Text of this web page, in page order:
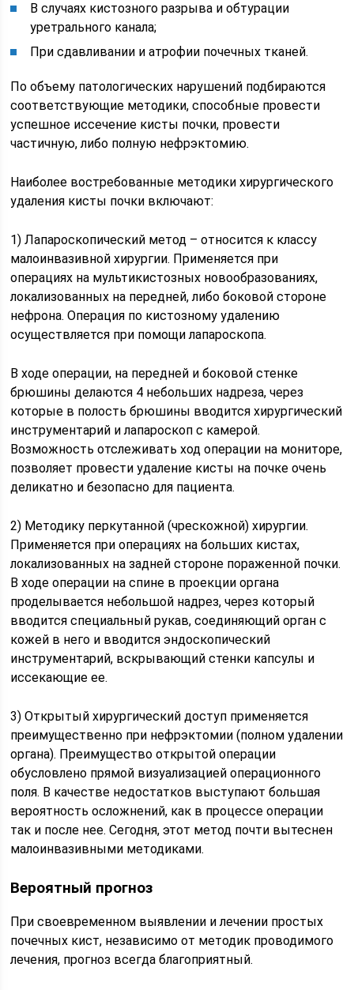
В случаях кистозного разрыва и обтурации
уретрального канала;
При сдавливании и атрофии почечных тканей.
По объему патологических нарушений подбираются
соответствующие методики, способные провести
успешное иссечение кисты почки, провести
частичную, либо полную нефрэктомию.
Наиболее востребованные методики хирургического
удаления кисты почки включают:
1) Лапароскопический метод – относится к классу
малоинвазивной хирургии. Применяется при
операциях на мультикистозных новообразованиях,
локализованных на передней, либо боковой стороне
нефрона. Операция по кистозному удалению
осуществляется при помощи лапароскопа.
В ходе операции, на передней и боковой стенке
брюшины делаются 4 небольших надреза, через
которые в полость брюшины вводится хирургический
инструментарий и лапароскоп с камерой.
Возможность отслеживать ход операции на мониторе,
позволяет провести удаление кисты на почке очень
деликатно и безопасно для пациента.
2) Методику перкутанной (чрескожной) хирургии.
Применяется при операциях на больших кистах,
локализованных на задней стороне пораженной почки.
В ходе операции на спине в проекции органа
проделывается небольшой надрез, через который
вводится специальный рукав, соединяющий орган с
кожей в него и вводится эндоскопический
инструментарий, вскрывающий стенки капсулы и
иссекающие ее.
3) Открытый хирургический доступ применяется
преимущественно при нефрэктомии (полном удалении
органа). Преимущество открытой операции
обусловлено прямой визуализацией операционного
поля. В качестве недостатков выступают большая
вероятность осложнений, как в процессе операции
так и после нее. Сегодня, этот метод почти вытеснен
малоинвазивными методиками.
Вероятный прогноз
При своевременном выявлении и лечении простых
почечных кист, независимо от методик проводимого
лечения, прогноз всегда благоприятный.